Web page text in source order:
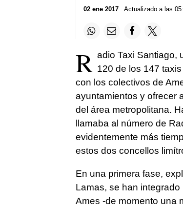
02 ene 2017. Actualizado a las
R adio Taxi Santiago,
120 de los 147
con los colectivos de
ayuntamientos y ofrecer
del área metropolitana.
llamaba al número de
evidentemente más
estos dos concellos
En una primera fase,
Lamas, se han
Ames -de momento una